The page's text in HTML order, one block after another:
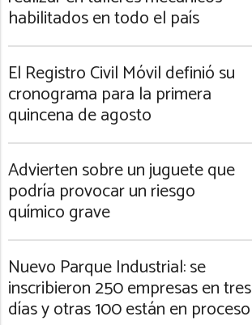
habilitados en todo el país
El Registro Civil Móvil definió su
cronograma para la primera
quincena de agosto
Advierten sobre un juguete que
podría provocar un riesgo
químico grave
Nuevo Parque Industrial: se
inscribieron 250 empresas en tres
días y otras 100 están en proceso